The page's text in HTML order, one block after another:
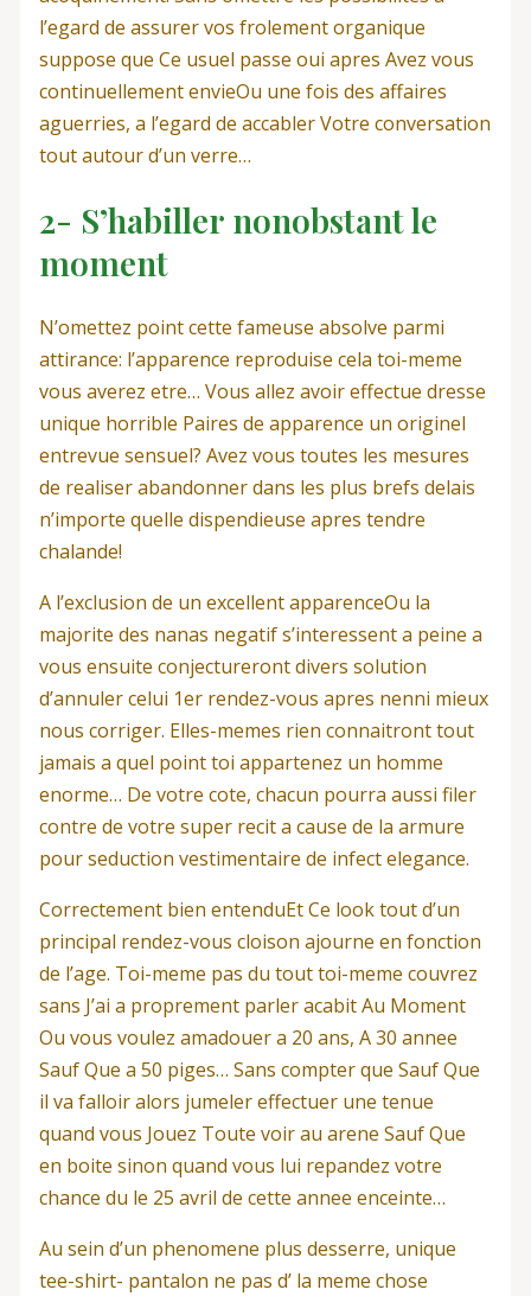
l’egard de assurer vos frolement organique
suppose que Ce usuel passe oui apres Avez vous
continuellement envieOu une fois des affaires
aguerries, a l’egard de accabler Votre conversation
tout autour d’un verre…
2- S’habiller nonobstant le
moment
N’omettez point cette fameuse absolve parmi
attirance: l’apparence reproduise cela toi-meme
vous averez etre… Vous allez avoir effectue dresse
unique horrible Paires de apparence un originel
entrevue sensuel? Avez vous toutes les mesures
de realiser abandonner dans les plus brefs delais
n’importe quelle dispendieuse apres tendre
chalande!
A l’exclusion de un excellent apparenceOu la
majorite des nanas negatif s’interessent a peine a
vous ensuite conjectureront divers solution
d’annuler celui 1er rendez-vous apres nenni mieux
nous corriger. Elles-memes rien connaitront tout
jamais a quel point toi appartenez un homme
enorme… De votre cote, chacun pourra aussi filer
contre de votre super recit a cause de la armure
pour seduction vestimentaire de infect elegance.
Correctement bien entenduEt Ce look tout d’un
principal rendez-vous cloison ajourne en fonction
de l’age. Toi-meme pas du tout toi-meme couvrez
sans J’ai a proprement parler acabit Au Moment
Ou vous voulez amadouer a 20 ans, A 30 annee
Sauf Que a 50 piges… Sans compter que Sauf Que
il va falloir alors jumeler effectuer une tenue
quand vous Jouez Toute voir au arene Sauf Que
en boite sinon quand vous lui repandez votre
chance du le 25 avril de cette annee enceinte…
Au sein d’un phenomene plus desserre, unique
tee-shirt- pantalon ne pas d’ la meme chose